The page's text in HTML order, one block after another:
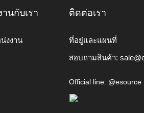
านกับเรา
งงาน
ติดต่อเรา
ที่อยู่และแผนที่
สอบถามสินค้า:
Official line: @esource